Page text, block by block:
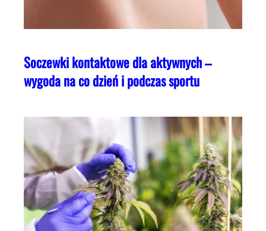
Soczewki kontaktowe dla aktywnych –
wygoda na co dzień i podczas sportu